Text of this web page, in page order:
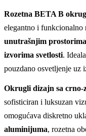
Rozetna BETA B
elegantno i funkcionalno
unutrašnjim prostorima
izvorima svetlosti.
pouzdano osvetljenje uz
Okrugli dizajn sa crno-
sofisticiran i luksuzan
omogućava diskretno
aluminijuma, rozetna